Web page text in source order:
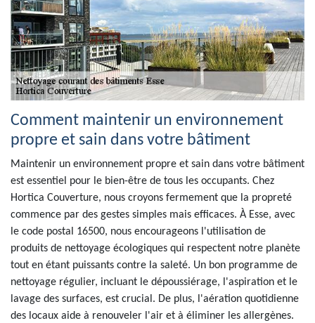
Comment maintenir un environnement
propre et sain dans votre bâtiment
Maintenir un environnement propre et sain dans votre bâtiment
est essentiel pour le bien-être de tous les occupants. Chez
Hortica Couverture, nous croyons fermement que la propreté
commence par des gestes simples mais efficaces. À Esse, avec
le code postal 16500, nous encourageons l'utilisation de
produits de nettoyage écologiques qui respectent notre planète
tout en étant puissants contre la saleté. Un bon programme de
nettoyage régulier, incluant le dépoussiérage, l'aspiration et le
lavage des surfaces, est crucial. De plus, l'aération quotidienne
des locaux aide à renouveler l'air et à éliminer les allergènes.